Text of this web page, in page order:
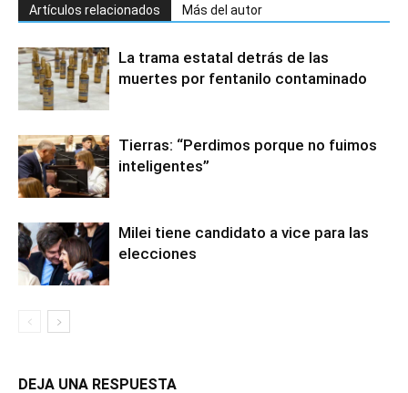
Artículos relacionados Más del autor
La trama estatal detrás de las
muertes por fentanilo contaminado
Tierras: “Perdimos porque no fuimos
inteligentes”
Milei tiene candidato a vice para las
elecciones
DEJA UNA RESPUESTA